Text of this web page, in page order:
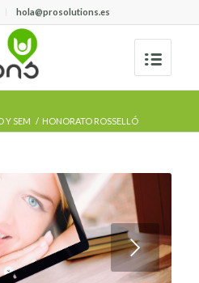
hola@prosolutions.es
Y SEM / HONORATO ROSSELLÓ